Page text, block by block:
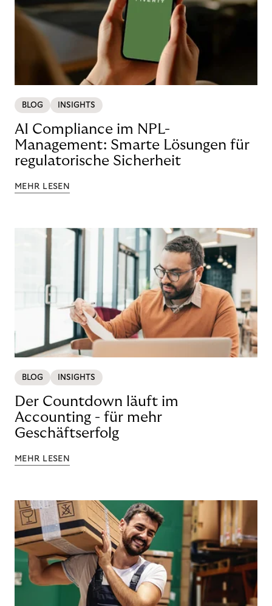
BLOG INSIGHTS
AI Compliance im NPL-
Management: Smarte Lösungen für
regulatorische Sicherheit
MEHR LESEN
BLOG INSIGHTS
Der Countdown läuft im
Accounting - für mehr
Geschäftserfolg
MEHR LESEN